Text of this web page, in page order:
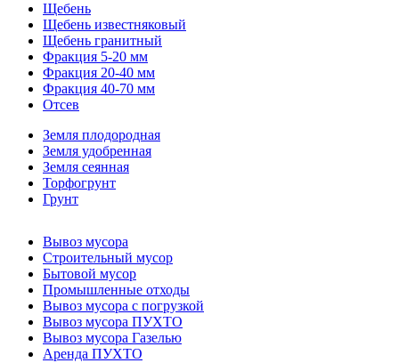
Щебень
Щебень известняковый
Щебень гранитный
Фракция 5-20 мм
Фракция 20-40 мм
Фракция 40-70 мм
Отсев
Земля плодородная
Земля удобренная
Земля сеянная
Торфогрунт
Грунт
Вывоз мусора
Строительный мусор
Бытовой мусор
Промышленные отходы
Вывоз мусора с погрузкой
Вывоз мусора ПУХТО
Вывоз мусора Газелью
Аренда ПУХТО